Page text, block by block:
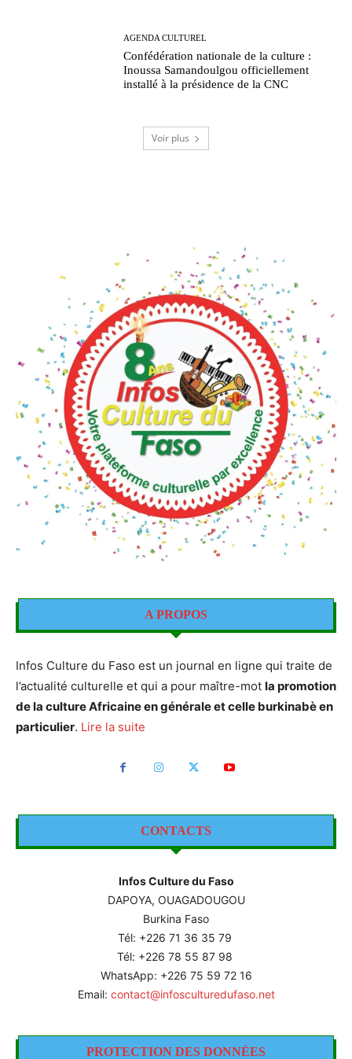
AGENDA CULTUREL
Confédération nationale de la culture :
Inoussa Samandoulgou officiellement
installé à la présidence de la CNC
Voir plus
A PROPOS
Infos Culture du Faso est un journal en ligne qui traite de
l’actualité culturelle et qui a pour maître-mot la promotion
de la culture Africaine en générale et celle burkinabè en
particulier. Lire la suite
CONTACTS
Infos Culture du Faso
DAPOYA, OUAGADOUGOU
Burkina Faso
Tél: +226 71 36 35 79
Tél: +226 78 55 87 98
WhatsApp: +226 75 59 72 16
Email: contact@infosculturedufaso.net
PROTECTION DES DONNÉES